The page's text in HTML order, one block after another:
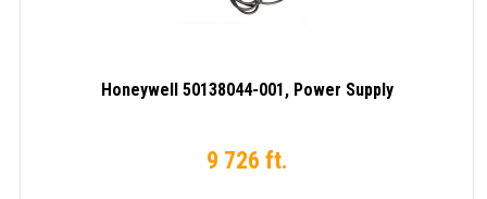
Honeywell 50138044-001, Power Supply
9 726 ft.